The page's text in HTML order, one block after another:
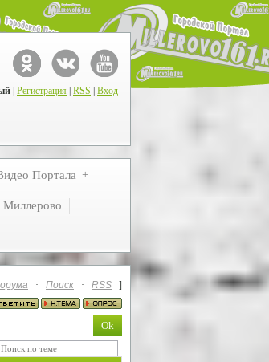
Регистрация RSS Вход
Портала
Миллерово
· Поиск · RSS
]